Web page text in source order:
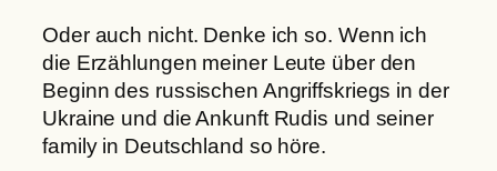
Oder auch nicht. Denke ich so. Wenn ich
die Erzählungen meiner Leute über den
Beginn des russischen Angriffskriegs in der
Ukraine und die Ankunft Rudis und seiner
family in Deutschland so höre.